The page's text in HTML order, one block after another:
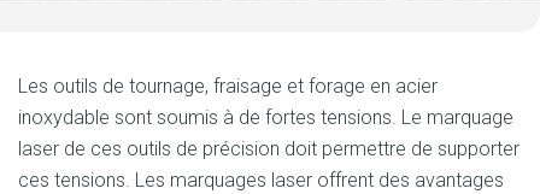
Les outils de tournage, fraisage et forage en acier
inoxydable sont soumis à de fortes tensions. Le marquage
laser de ces outils de précision doit permettre de supporter
ces tensions. Les marquages laser offrent des avantages